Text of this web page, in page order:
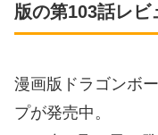
版の第103話レビ
漫画版ドラゴンボ
プが発売中。